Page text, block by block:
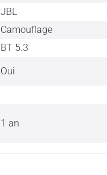
JBL
Camouflage
BT 5.3
Oui
1 an